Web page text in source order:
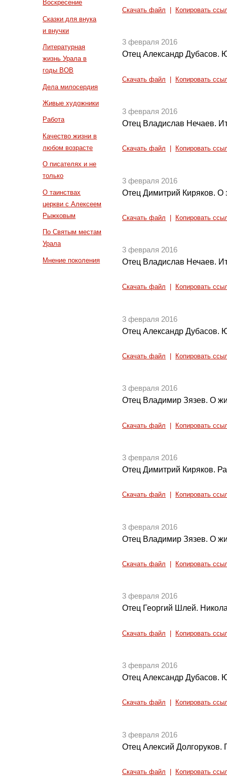
Воскресение
Сказки для внука
и внучки
Литературная
жизнь Урала в
годы ВОВ
Дела милосердия
Живые художники
Работа
Качество жизни в
любом возрасте
О писателях и не
только
О таинствах
церкви с Алексеем
Рыжковым
По Святым местам
Урала
Мнение поколения
Скачать файл Копировать
3 февраля 2016
Отец Александр Дубасов.
Скачать файл Копировать
3 февраля 2016
Отец Владислав Нечаев.
Скачать файл Копировать
3 февраля 2016
Отец Димитрий Киряков. О
Скачать файл Копировать
3 февраля 2016
Отец Владислав Нечаев.
Скачать файл Копировать
3 февраля 2016
Отец Александр Дубасов.
Скачать файл Копировать
3 февраля 2016
Отец Владимир Зязев. О
Скачать файл Копировать
3 февраля 2016
Отец Димитрий Киряков.
Скачать файл Копировать
3 февраля 2016
Отец Владимир Зязев. О
Скачать файл Копировать
3 февраля 2016
Отец Георгий Шлей.
Скачать файл Копировать
3 февраля 2016
Отец Александр Дубасов.
Скачать файл Копировать
3 февраля 2016
Отец Алексий Долгоруков.
Скачать файл Копировать